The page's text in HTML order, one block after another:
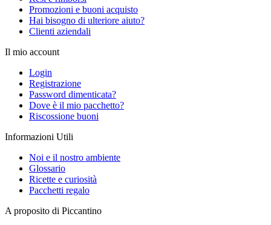
Promozioni e buoni acquisto
Hai bisogno di ulteriore aiuto?
Clienti aziendali
Il mio account
Login
Registrazione
Password dimenticata?
Dove è il mio pacchetto?
Riscossione buoni
Informazioni Utili
Noi e il nostro ambiente
Glossario
Ricette e curiosità
Pacchetti regalo
A proposito di Piccantino